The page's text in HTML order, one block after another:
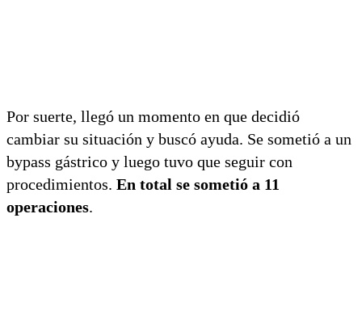
Por suerte, llegó un momento en que decidió
cambiar su situación y buscó ayuda. Se sometió a un
bypass gástrico y luego tuvo que seguir con
procedimientos. En total se sometió a 11
operaciones.